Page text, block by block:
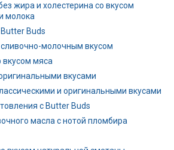
жира и холестерина со вкусом
молока
Buds
молочным вкусом
вкусом мяса
вкусами
и оригинальными вкусами
с Butter Buds
масла с нотой пломбира